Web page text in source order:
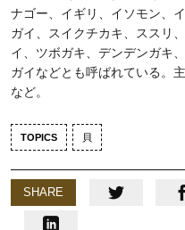
ナゴー、イギリ、イソモン、
ガイ、スイクチカキ、ススリ
イ、ツボガキ、デンデンガキ
ガイなどとも呼ばれている。
など。
TOPICS 貝
SHARE